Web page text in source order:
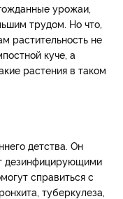
урожаи,
трудом. Но что,
растительность не
куче, а
растения в таком
детства. Он
дезинфицирующими
справиться с
туберкулеза,